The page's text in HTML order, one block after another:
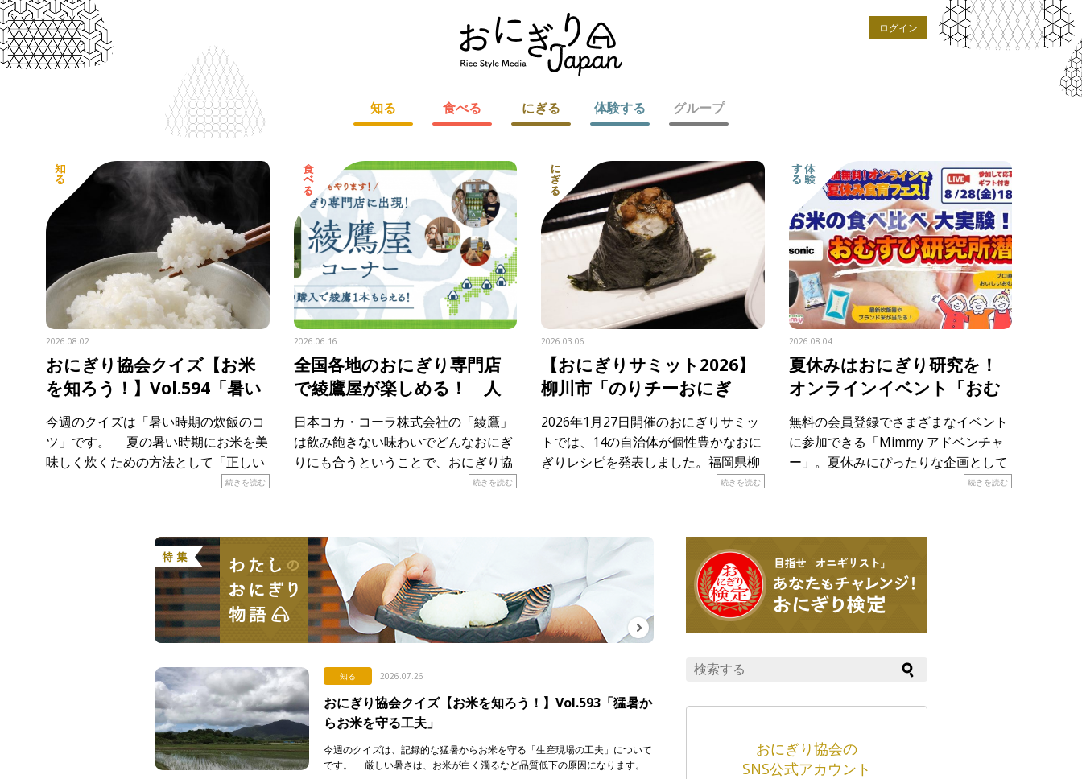
ログイン
知る 食べる にぎる 体験する グループ
2026.08.02
おにぎり協会クイズ【お米
を知ろう！】Vol.594「暑い
時期の炊飯」
今週のクイズは「暑い時期の炊飯のコ
ツ」です。 夏の暑い時期にお米を美
味しく炊くための方法として「正しい
もの」はどれでしょうか？ 当てはまる
続きを読む
2026.06.16
全国各地のおにぎり専門店
で綾鷹屋が楽しめる！ 人
気キャンペーン第4弾スター
ト
日本コカ・コーラ株式会社の「綾鷹」
は飲み飽きない味わいでどんなおにぎ
りにも合うということで、おにぎり協
会は認定証を発行しています。全国各
ぎり専門店で、 […]
続きを読む
2026.03.06
【おにぎりサミット2026】
柳川市「のりチーおにぎ
り」
2026年1月27日開催のおにぎりサミッ
トでは、14の自治体が個性豊かなおに
ぎりレシピを発表しました。福岡県柳
川市が発表したのは「のりチーおにぎ
す。 &n […]
続きを読む
2026.08.04
夏休みはおにぎり研究を！
オンラインイベント「おむ
すび研究所潜入＆”お米の食
べ比べ”大実験！」
無料の会員登録でさまざまなイベント
に参加できる「Mimmy アドベンチャ
ー」。夏休みにぴったりな企画として
８月28日（金）18時から親子で参加で
す！ &n […]
続きを読む
知る 2026.07.26
おにぎり協会クイズ【お米を知ろう！】Vol.593「猛暑か
らお米を守る工夫」
今週のクイズは、記録的な猛暑からお米を守る「生産現場の工夫」について
です。 厳しい暑さは、お米が白く濁るなど品質低下の原因になります。
おにぎり協会の
SNS公式アカウント